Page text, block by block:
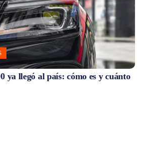
ya llegó al país: cómo es y cuánto